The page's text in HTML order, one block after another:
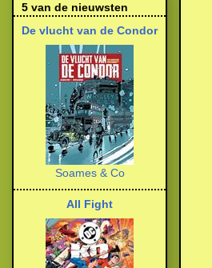
5 van de nieuwsten
De vlucht van de Condor
Soames & Co
All Fight